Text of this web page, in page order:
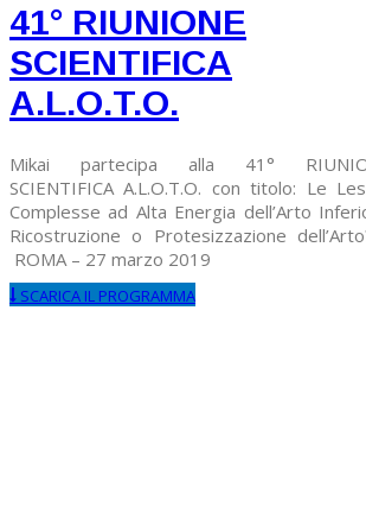
41° RIUNIONE
SCIENTIFICA
A.L.O.T.O.
Mikai partecipa alla 41°
SCIENTIFICA A.L.O.T.O. con titolo: Le
Complesse ad Alta Energia dell’Arto
Ricostruzione o Protesizzazione
ROMA – 27 marzo 2019
SCARICA IL PROGRAMMA